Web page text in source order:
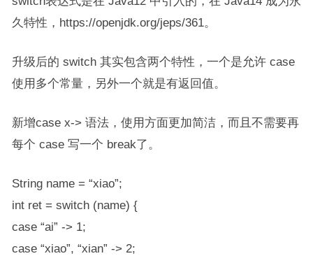
久特性，https://openjdk.org/jeps/361。
升级后的 switch 其实包含两个特性，一个是允许 case
使用多个常量，另外一个就是有返回值。
新增​​case x->​​ 语法，使用方面更加简洁，而且不需要再
每个 case 写一个 break了。
String name = “xiao”;
int ret = switch (name) {
case “ai” -> 1;
case “xiao”, “xian” -> 2;